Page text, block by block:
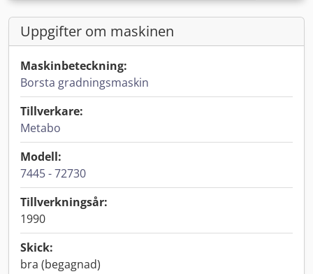
Uppgifter om maskinen
Maskinbeteckning:
Borsta gradningsmaskin
Tillverkare:
Metabo
Modell:
7445 - 72730
Tillverkningsår:
1990
Skick:
bra (begagnad)